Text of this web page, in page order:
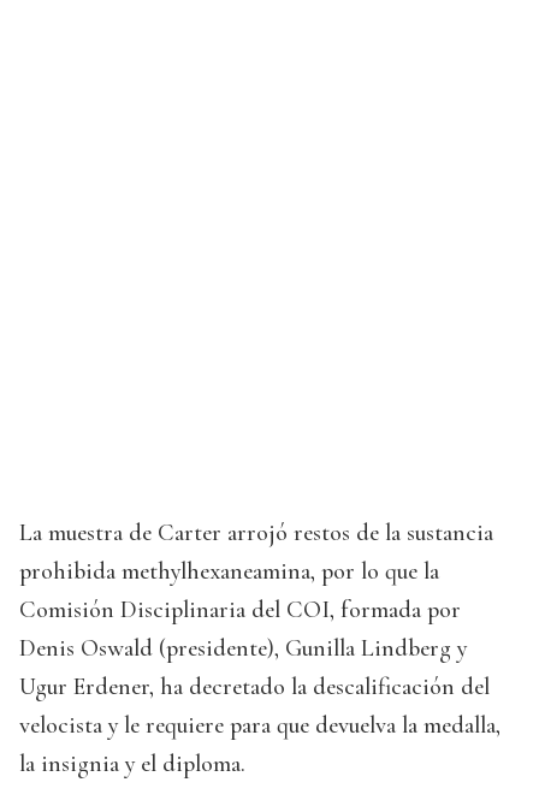
La muestra de Carter arrojó restos de la sustancia
prohibida methylhexaneamina, por lo que la
Comisión Disciplinaria del COI, formada por
Denis Oswald (presidente), Gunilla Lindberg y
Ugur Erdener, ha decretado la descalificación del
velocista y le requiere para que devuelva la medalla,
la insignia y el diploma.